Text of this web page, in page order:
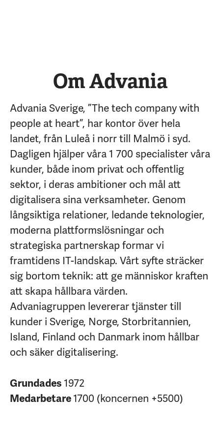
Om Advania
Advania Sverige, ”The tech company with
people at heart”, har kontor över hela
landet, från Luleå i norr till Malmö i syd.
Dagligen hjälper våra 1 700 specialister våra
kunder, både inom privat och offentlig
sektor, i deras ambitioner och mål att
digitalisera sina verksamheter. Genom
långsiktiga relationer, ledande teknologier,
moderna plattformslösningar och
strategiska partnerskap formar vi
framtidens IT-landskap. Vårt syfte sträcker
sig bortom teknik: att ge människor kraften
att skapa hållbara värden.
Advaniagruppen levererar tjänster till
kunder i Sverige, Norge, Storbritannien,
Island, Finland och Danmark inom hållbar
och säker digitalisering.
Grundades1972
Medarbetare1700 (koncernen +5500)